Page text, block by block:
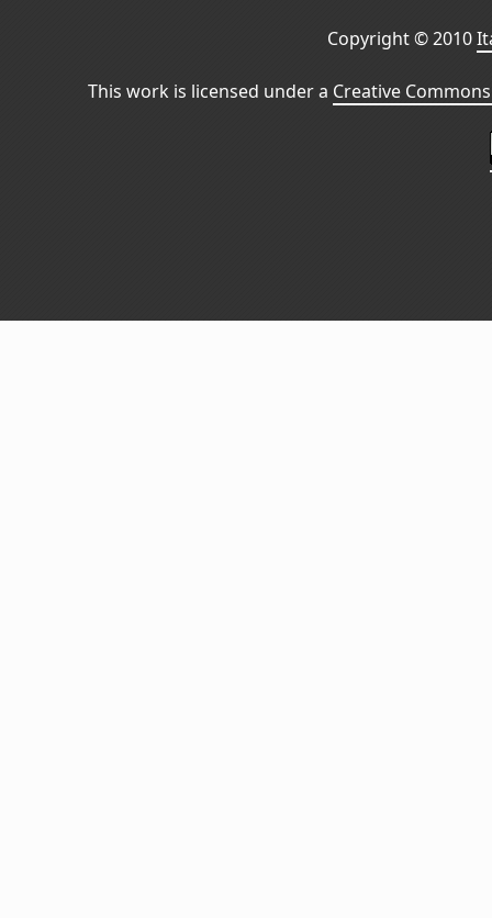
Copyright © 2010
This work is licensed under a Creative